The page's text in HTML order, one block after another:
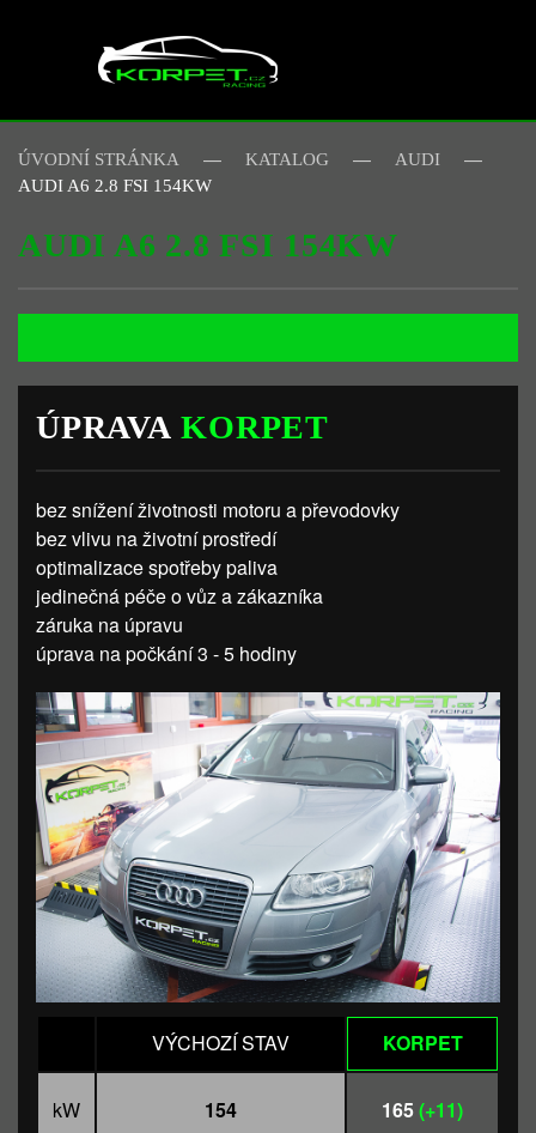
Skip to main content
ÚVODNÍ STRÁNKA KATALOG
AUDI
AUDI A6 2.8 FSI 154KW
AUDI A6 2.8 FSI 154KW
ÚPRAVAKORPET
bez snížení životnosti motoru a převodovky
bez vlivu na životní prostředí
optimalizace spotřeby paliva
jedinečná péče o vůz a zákazníka
záruka na úpravu
úprava na počkání 3 - 5 hodiny
VÝCHOZÍ STAV KORPET
kW 154 165(+11)